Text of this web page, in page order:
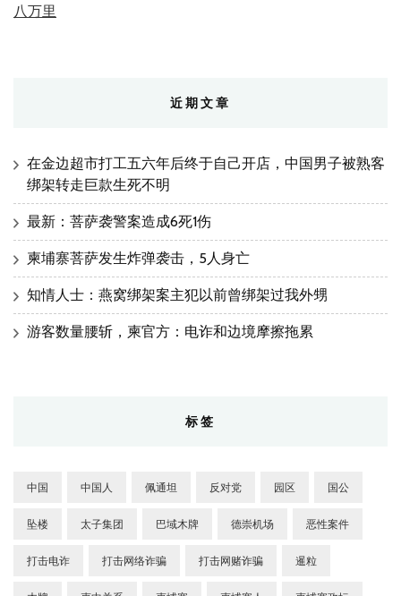
八万里
近期文章
在金边超市打工五六年后终于自己开店，中国男子被熟客
绑架转走巨款生死不明
最新：菩萨袭警案造成6死1伤
柬埔寨菩萨发生炸弹袭击，5人身亡
知情人士：燕窝绑架案主犯以前曾绑架过我外甥
游客数量腰斩，柬官方：电诈和边境摩擦拖累
标签
中国 中国人 佩通坦 反对党 园区 国公
坠楼 太子集团 巴域木牌 德崇机场 恶性案件
打击电诈 打击网络诈骗 打击网赌诈骗 暹粒